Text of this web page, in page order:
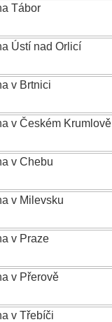
Tábor
Ústí nad Orlicí
v Brtnici
v Českém Krumlově
v Chebu
v Milevsku
v Praze
v Přerově
v Třebíči